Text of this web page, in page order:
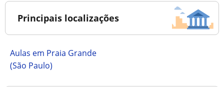
Principais localizações
Aulas em Praia Grande
(São Paulo)